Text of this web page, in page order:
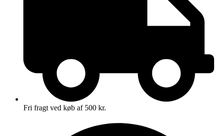
Fri fragt ved køb af 500 kr.